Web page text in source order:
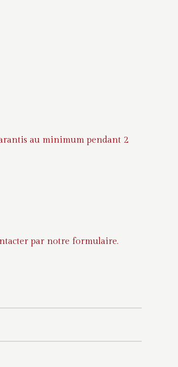
au minimum pendant 2
par notre formulaire.